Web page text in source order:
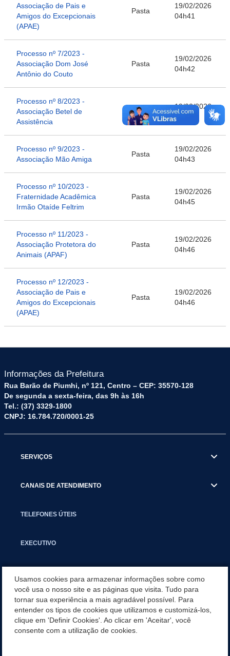
Associação de Pais e
Amigos do Excepcionais
(APAE)
Pasta
19/02/2026
04h41
Processo nº 7/2023 -
Associação Dom José
Antônio do Couto
Pasta
19/02/2026
04h42
Processo nº 8/2023 -
Associação Betel de
Assistência
Pasta
19/02/2026
04h43
Processo nº 9/2023 -
Associação Mão Amiga
Pasta
19/02/2026
04h43
Processo nº 10/2023 -
Fraternidade Acadêmica
Irmão Otaíde Feltrim
Pasta
19/02/2026
04h45
Processo nº 11/2023 -
Associação Protetora do
Animais (APAF)
Pasta
19/02/2026
04h46
Processo nº 12/2023 -
Associação de Pais e
Amigos do Excepcionais
(APAE)
Pasta
19/02/2026
04h46
Informações da Prefeitura
Rua Barão de Piumhi, nº 121, Centro – CEP: 35570-128
De segunda a sexta-feira, das 9h às 16h
Tel.: (37) 3329-1800
CNPJ: 16.784.720/0001-25
SERVIÇOS
CANAIS DE ATENDIMENTO
TELEFONES ÚTEIS
EXECUTIVO
APLICATIVO
PARCERIAS E EMENDAS IMPOSITIVAS MUNICIPAIS
Usamos cookies para armazenar informações sobre como
você usa o nosso site e as páginas que visita. Tudo para
tornar sua experiência a mais agradável possível. Para
entender os tipos de cookies que utilizamos e customizá-los,
clique em 'Definir Cookies'. Ao clicar em 'Aceitar', você
consente com a utilização de cookies.